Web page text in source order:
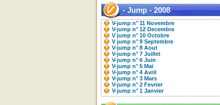
- Jump - 2008
V-jump n° 11 Novembre
V-jump n° 12 Decembre
V jump n° 10 Octobre
V jump n° 9 Septembre
V-jump n° 8 Aout
V-jump n° 7 Juillet
V-jump n° 6 Juin
V-jump n° 5 Mai
V-jump n° 4 Avril
V-jump n° 3 Mars
V-jump n° 2 Fevrier
V-jump n° 1 Janvier